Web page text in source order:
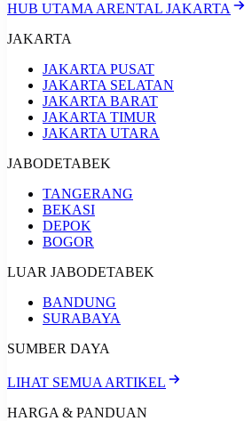
HUB UTAMA ARENTAL JAKARTA
JAKARTA
JAKARTA PUSAT
JAKARTA SELATAN
JAKARTA BARAT
JAKARTA TIMUR
JAKARTA UTARA
JABODETABEK
TANGERANG
BEKASI
DEPOK
BOGOR
LUAR JABODETABEK
BANDUNG
SURABAYA
SUMBER DAYA
LIHAT SEMUA ARTIKEL
HARGA & PANDUAN